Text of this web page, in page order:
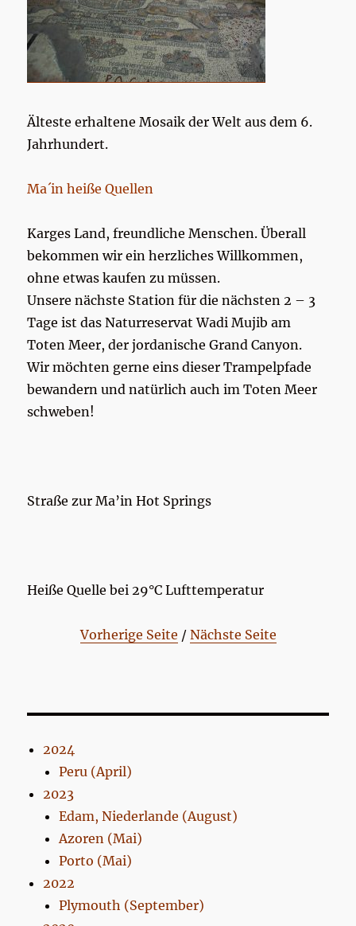
Älteste erhaltene Mosaik der Welt aus dem 6.
Jahrhundert.
Ma´in heiße Quellen
Karges Land, freundliche Menschen. Überall
bekommen wir ein herzliches Willkommen,
ohne etwas kaufen zu müssen.
Unsere nächste Station für die nächsten 2 – 3
Tage ist das Naturreservat Wadi Mujib am
Toten Meer, der jordanische Grand Canyon.
Wir möchten gerne eins dieser Trampelpfade
bewandern und natürlich auch im Toten Meer
schweben!
Straße zur Ma’in Hot Springs
Heiße Quelle bei 29°C Lufttemperatur
Vorherige Seite / Nächste Seite
2024
Peru (April)
2023
Edam, Niederlande (August)
Azoren (Mai)
Porto (Mai)
2022
Plymouth (September)